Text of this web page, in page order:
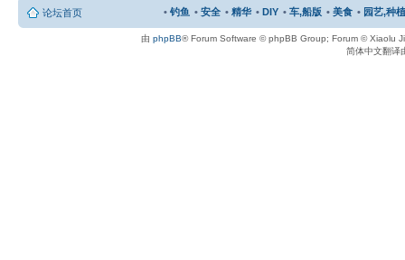
论坛首页 • 园艺,种
• 美食
• 车,船版
• DIY
• 精华
• 安全
• 钓鱼
由 phpBB® Forum Software © phpBB Group; Forum © Xiaolu
简体中文翻译